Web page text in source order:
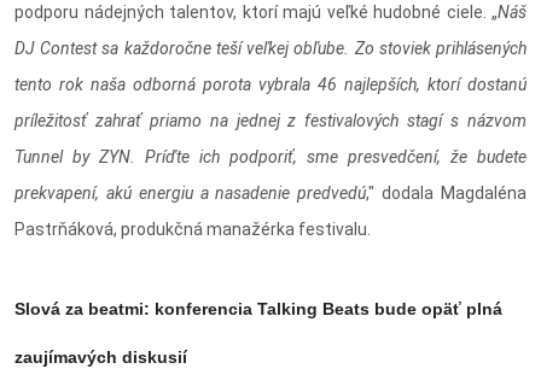
podporu nádejných talentov, ktorí majú veľké hudobné ciele. „Náš
DJ Contest sa každoročne teší veľkej obľube. Zo stoviek prihlásených
tento rok naša odborná porota vybrala 46 najlepších, ktorí dostanú
príležitosť zahrať priamo na jednej z festivalových stagí s názvom
Tunnel by ZYN. Príďte ich podporiť, sme presvedčení, že budete
prekvapení, akú energiu a nasadenie predvedú," dodala Magdaléna
Pastrňáková, produkčná manažérka festivalu.
Slová za beatmi: konferencia Talking Beats bude opäť plná
zaujímavých diskusií